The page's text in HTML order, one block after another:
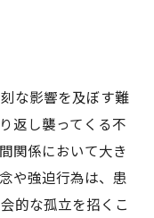
方法
日常の習慣
養の影響
ドフルネスの実
な影響を及ぼす難
返し襲ってくる不
関係において大き
や強迫行為は、患
的な孤立を招くこ